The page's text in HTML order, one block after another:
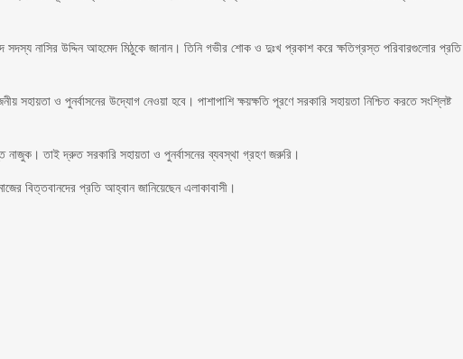
সদস্য নাসির উদ্দিন আহমেদ মিঠুকে জানান। তিনি গভীর শোক ও দুঃখ প্রকাশ করে ক্ষতিগ্রস্ত পরিবারগুলোর প্রতি
সহায়তা ও পুনর্বাসনের উদ্যোগ নেওয়া হবে। পাশাপাশি ক্ষয়ক্ষতি পূরণে সরকারি সহায়তা নিশ্চিত করতে সংশ্লিষ্ট
নাজুক। তাই দ্রুত সরকারি সহায়তা ও পুনর্বাসনের ব্যবস্থা গ্রহণ জরুরি।
বিত্তবানদের প্রতি আহ্বান জানিয়েছেন এলাকাবাসী।